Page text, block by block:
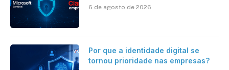
automatizada
6 de agosto de 2026
Por que a identidade digital se
tornou prioridade nas empresas?